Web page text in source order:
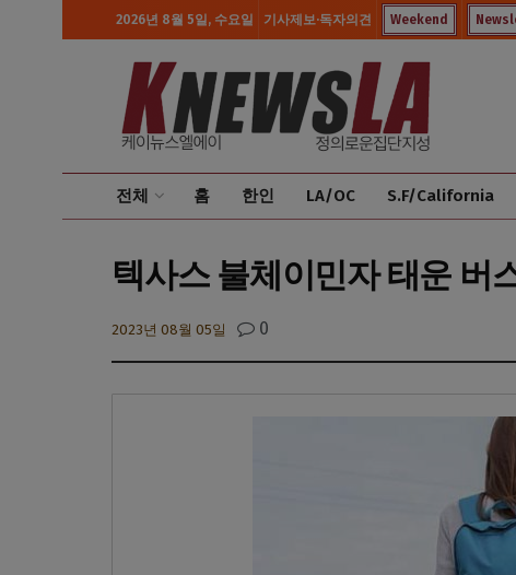
2026년 8월 5일, 수요일 기사제보·독자의견 Weekend
전체 홈 한인 LA/OC S.F/California
텍사스 불체이민자 태운 버
2023년 08월 05일 0